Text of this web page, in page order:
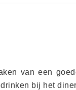
van een
bij het